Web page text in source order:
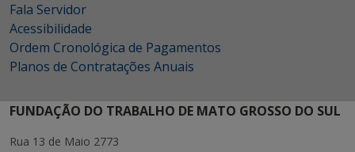
Fala Servidor
Acessibilidade
Ordem Cronológica de Pagamentos
Planos de Contratações Anuais
FUNDAÇÃO DO TRABALHO DE MATO GROSSO DO SUL
Rua 13 de Maio 2773